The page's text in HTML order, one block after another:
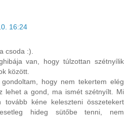
16:24
csoda :).
van, hogy túlzottan szétnyílik
között.
hogy nem tekertem elég
lehet a gond, ma ismét szétnyílt. Mi
tovább kéne keleszteni összetekert
hideg sütőbe tenni, nem